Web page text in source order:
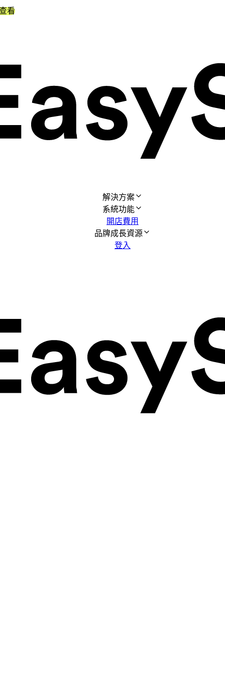
看
解決方案
系統功能
開店費用
品牌成長資源
登入